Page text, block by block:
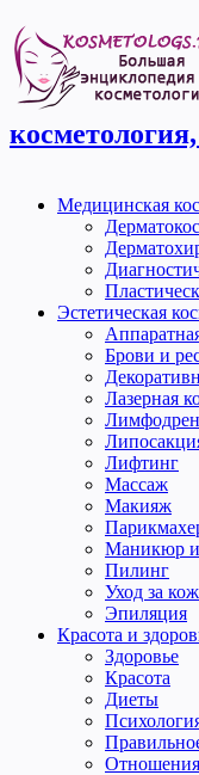
Медицинская
Эстетическая
Брови и
Лазерная
Лифтинг
Массаж
Макияж
Маникюр
Пилинг
Уход за
Эпиляция
Красота и
Здоровье
Красота
Диеты
Отношения